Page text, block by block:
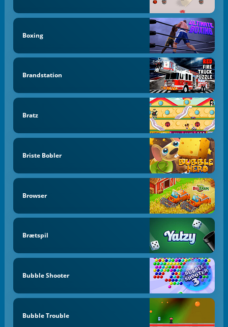
Boxing
Brandstation
Bratz
Briste Bobler
Browser
Brætspil
Bubble Shooter
Bubble Trouble